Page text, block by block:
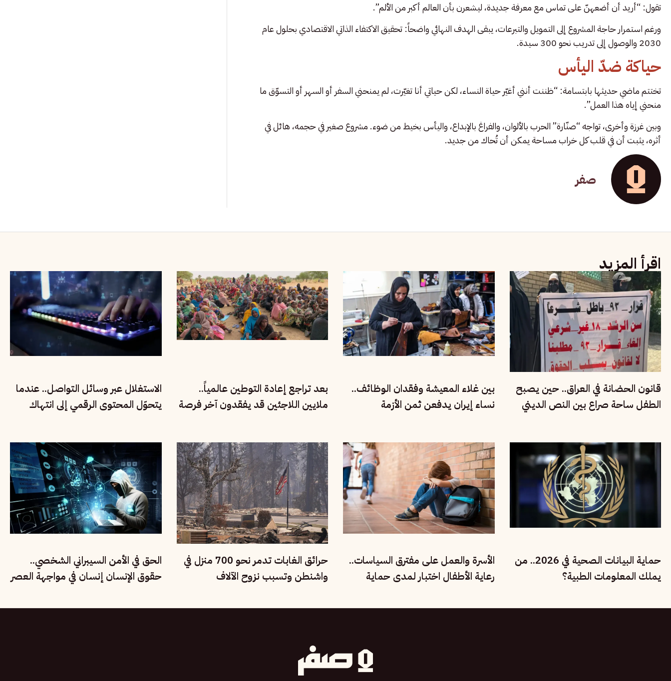
تقول: “أريد أن أضعهنّ على تماس مع معرفة جديدة، ليشعرن بأن العالم أكبر من الألم”.
ورغم استمرار حاجة المشروع إلى التمويل والتبرعات، يبقى الهدف النهائي واضحاً: تحقيق الاكتفاء الذاتي الاقتصادي بحلول عام
2030 والوصول إلى تدريب نحو 300 سيدة.
حياكة ضدّ اليأس
تختتم ماضي حديثها بابتسامة: “ظننت أنني أغيّر حياة النساء، لكن حياتي أنا تغيّرت، لم يمنحني السفر أو السهر أو التسوّق ما
منحني إياه هذا العمل”.
وبين غرزة وأخرى، تواجه “صنّارة” الحرب بالألوان، والفراغ بالإبداع، واليأس بخيط من ضوء. مشروع صغير في حجمه، هائل في
أثره، يثبت أن في قلب كل خراب مساحة يمكن أن تُحاك من جديد.
صفر
اقرأ المزيد
قانون الحضانة في العراق.. حين يصبح
الطفل ساحة صراع بين النص الديني
بين غلاء المعيشة وفقدان الوظائف..
نساء إيران يدفعن ثمن الأزمة
بعد تراجع إعادة التوطين عالمياً..
ملايين اللاجئين قد يفقدون آخر فرصة
الاستغلال عبر وسائل التواصل.. عندما
يتحوّل المحتوى الرقمي إلى انتهاك
حماية البيانات الصحية في 2026.. من
يملك المعلومات الطبية؟
الأسرة والعمل على مفترق السياسات..
رعاية الأطفال اختبار لمدى حماية
حرائق الغابات تدمر نحو 700 منزل في
واشنطن وتسبب نزوح الآلاف
الحق في الأمن السيبراني الشخصي..
حقوق الإنسان إنسان في مواجهة العصر